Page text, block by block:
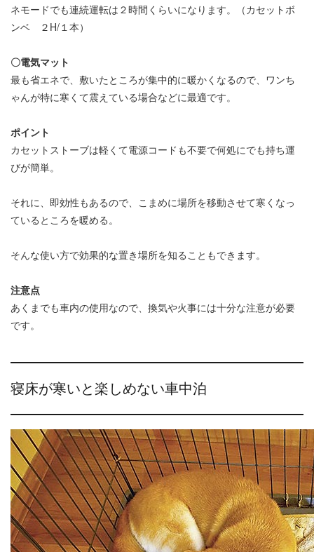
ネモードでも連続運転は２時間くらいになります。（カセットボ
ンベ ２H/１本）
〇電気マット
最も省エネで、敷いたところが集中的に暖かくなるので、ワンち
ゃんが特に寒くて震えている場合などに最適です。
ポイント
カセットストーブは軽くて電源コードも不要で何処にでも持ち運
びが簡単。
それに、即効性もあるので、こまめに場所を移動させて寒くなっ
ているところを暖める。
そんな使い方で効果的な置き場所を知ることもできます。
注意点
あくまでも車内の使用なので、換気や火事には十分な注意が必要
です。
寝床が寒いと楽しめない車中泊